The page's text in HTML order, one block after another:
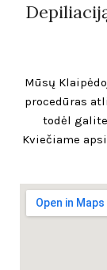
Mūsų
procedūras
todėl
Kviečiame